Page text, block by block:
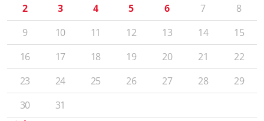
2
3 4 5 6 7
8
9
10 11 12 13 14
15
16
17 18 19 20 21
22
23
24 25 26 27 28
29
30
31